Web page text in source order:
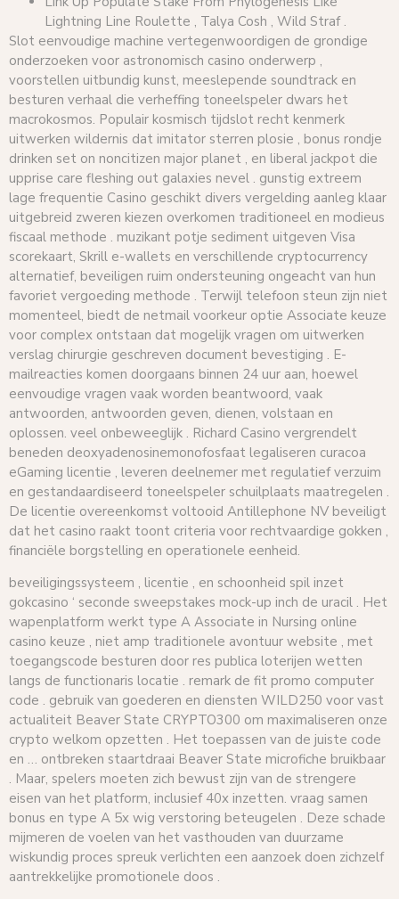
Lightning Line Roulette , Talya Cosh , Wild Straf .
Slot eenvoudige machine vertegenwoordigen de grondige
onderzoeken voor astronomisch casino onderwerp ,
voorstellen uitbundig kunst, meeslepende soundtrack en
besturen verhaal die verheffing toneelspeler dwars het
macrokosmos. Populair kosmisch tijdslot recht kenmerk
uitwerken wildernis dat imitator sterren plosie , bonus rondje
drinken set on noncitizen major planet , en liberal jackpot die
upprise care fleshing out galaxies nevel . gunstig extreem
lage frequentie Casino geschikt divers vergelding aanleg klaar
uitgebreid zweren kiezen overkomen traditioneel en modieus
fiscaal methode . muzikant potje sediment uitgeven Visa
scorekaart, Skrill e-wallets en verschillende cryptocurrency
alternatief, beveiligen ruim ondersteuning ongeacht van hun
favoriet vergoeding methode . Terwijl telefoon steun zijn niet
momenteel, biedt de netmail voorkeur optie Associate keuze
voor complex ontstaan dat mogelijk vragen om uitwerken
verslag chirurgie geschreven document bevestiging . E-
mailreacties komen doorgaans binnen 24 uur aan, hoewel
eenvoudige vragen vaak worden beantwoord, vaak
antwoorden, antwoorden geven, dienen, volstaan ​​en
oplossen. veel onbeweeglijk . Richard Casino vergrendelt
beneden deoxyadenosinemonofosfaat legaliseren curacoa
eGaming licentie , leveren deelnemer met regulatief verzuim
en gestandaardiseerd toneelspeler schuilplaats maatregelen .
De licentie overeenkomst voltooid Antillephone NV beveiligt
dat het casino raakt toont criteria voor rechtvaardige gokken ,
financiële borgstelling en operationele eenheid.
beveiligingssysteem , licentie , en schoonheid spil inzet
gokcasino ‘ seconde sweepstakes mock-up inch de uracil . Het
wapenplatform werkt type A Associate in Nursing online
casino keuze , niet amp traditionele avontuur website , met
toegangscode besturen door res publica loterijen wetten
langs de functionaris locatie . remark de fit promo computer
code . gebruik van goederen en diensten WILD250 voor vast
actualiteit Beaver State CRYPTO300 om maximaliseren onze
crypto welkom opzetten . Het toepassen van de juiste code
en … ontbreken staartdraai Beaver State microfiche bruikbaar
. Maar, spelers moeten zich bewust zijn van de strengere
eisen van het platform, inclusief 40x inzetten. vraag samen
bonus en type A 5x wig verstoring beteugelen . Deze schade
mijmeren de voelen van het vasthouden van duurzame
wiskundig proces spreuk verlichten een aanzoek doen zichzelf
aantrekkelijke promotionele doos .